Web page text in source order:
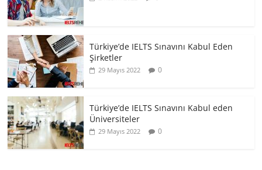
Türkiye’de IELTS Sınavını Kabul Eden
Şirketler
29 Mayıs 2022 0
Türkiye’de IELTS Sınavını Kabul eden
Üniversiteler
29 Mayıs 2022 0